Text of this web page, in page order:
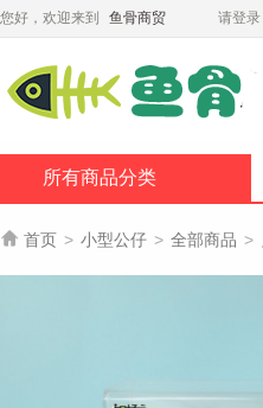
您好，欢迎来到 鱼骨商贸 请登录
所有商品分类
 首页 > 小型公仔 > 全部商品 >